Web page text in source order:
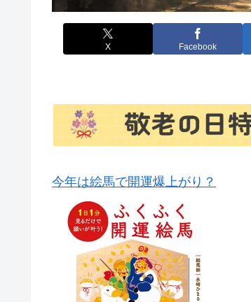
X Facebook
今年は絵馬で開運爆上がり？